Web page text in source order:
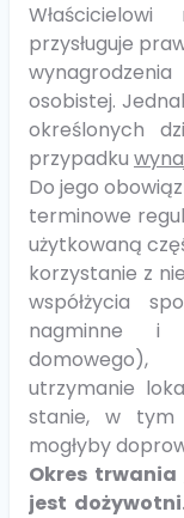
przysługuje
osobistej.
określonych
przypadku
Do jego
terminowe
użytkowaną
korzystanie z
współżycia
nagminne i
domowego),
utrzymanie
stanie, w tym
mogłyby
Okres trwania
jest